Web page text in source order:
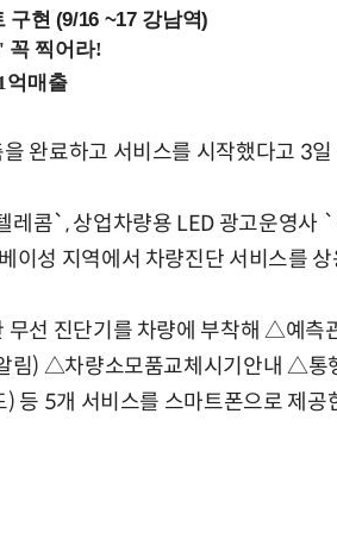
현 (9/16 ~17 강남역)
완료하고 서비스를 시작했다고 3일
콤`, 상업차량용 LED 광고운영사
이성 지역에서 차량진단 서비스를 상
선 진단기를 차량에 부착해 △예측
림) △차량소모품교체시기안내 △통
등 5개 서비스를 스마트폰으로 제공